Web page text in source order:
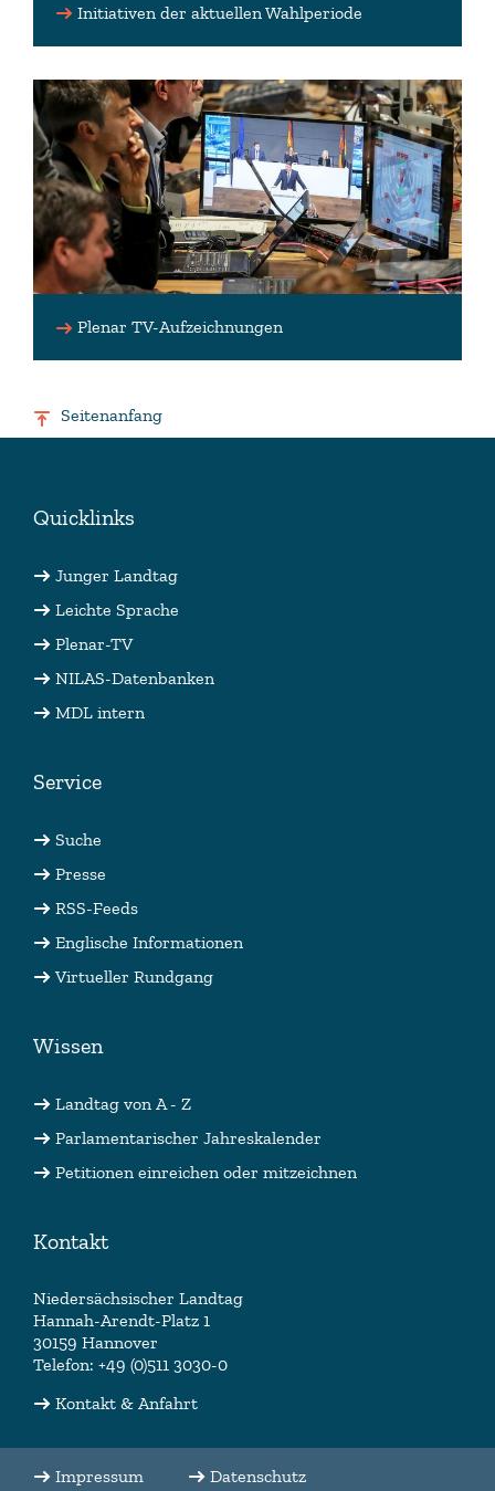
Initiativen der aktuellen Wahlperiode
Plenar TV-Aufzeichnungen
Seitenanfang
Quicklinks
Junger Landtag
Leichte Sprache
Plenar-TV
NILAS-Datenbanken
MDL intern
Service
Suche
Presse
RSS-Feeds
Englische Informationen
Virtueller Rundgang
Wissen
Landtag von A - Z
Parlamentarischer Jahreskalender
Petitionen einreichen oder mitzeichnen
Kontakt
Niedersächsischer Landtag
Hannah-Arendt-Platz 1
30159 Hannover
Telefon: +49 (0)511 3030-0
Kontakt & Anfahrt
Impressum
Datenschutz